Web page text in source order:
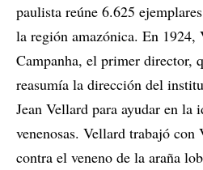
paulista reúne 6.625
la región amazónica. En
Campanha, el primer director,
reasumía la dirección del
Jean Vellard para ayudar en la
venenosas. Vellard trabajó
contra el veneno de la araña